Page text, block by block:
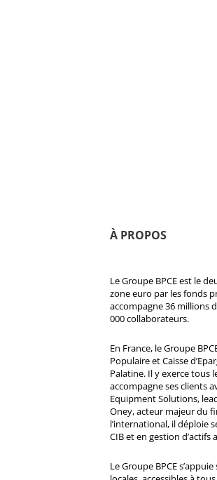
À PROPOS
Le Groupe BPCE est le
zone euro par les fonds
accompagne 36 millions
000 collaborateurs.
En France, le Groupe
Populaire et Caisse
Palatine. Il y exerce tous
accompagne ses clients
Equipment Solutions,
Oney, acteur majeur du
l’international, il déploie
CIB et en gestion d’actifs
Le Groupe BPCE